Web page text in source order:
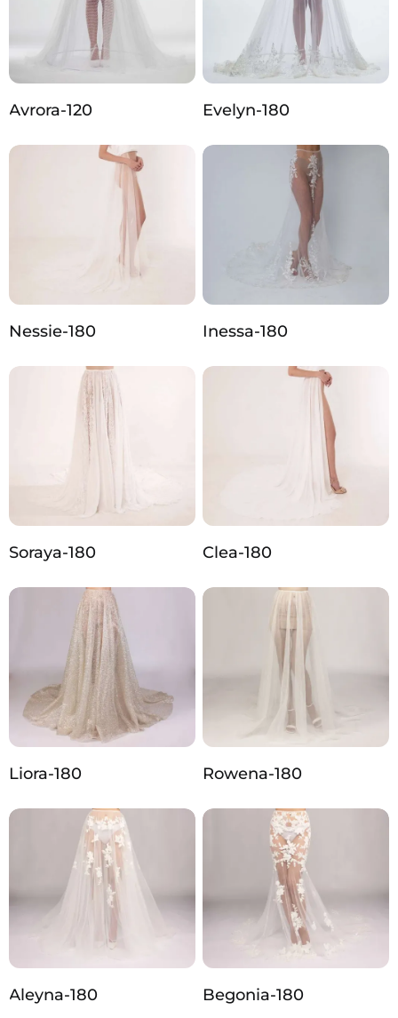
Avrora-120 Evelyn-180
Nessie-180 Inessa-180
Soraya-180 Clea-180
Liora-180 Rowena-180
Aleyna-180 Begonia-180